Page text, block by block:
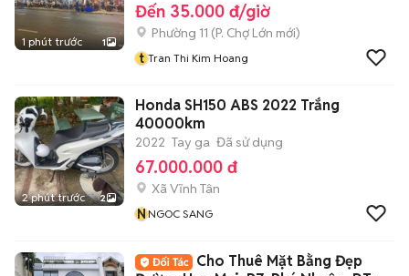
1 phút trước 1
Đến 35.000 đ/giờ
Phường 11 (P. Chợ Lớn mới)
t Tran Thi Kim Hoang
2 phút trước 2
Honda SH150 ABS 2022 Trắng
40000km
2022 Tay ga Đã sử dụng
67.000.000 đ
Xã Vĩnh Tân
NNGOC SANG
Cho Thuê Mặt Bằng Đẹp